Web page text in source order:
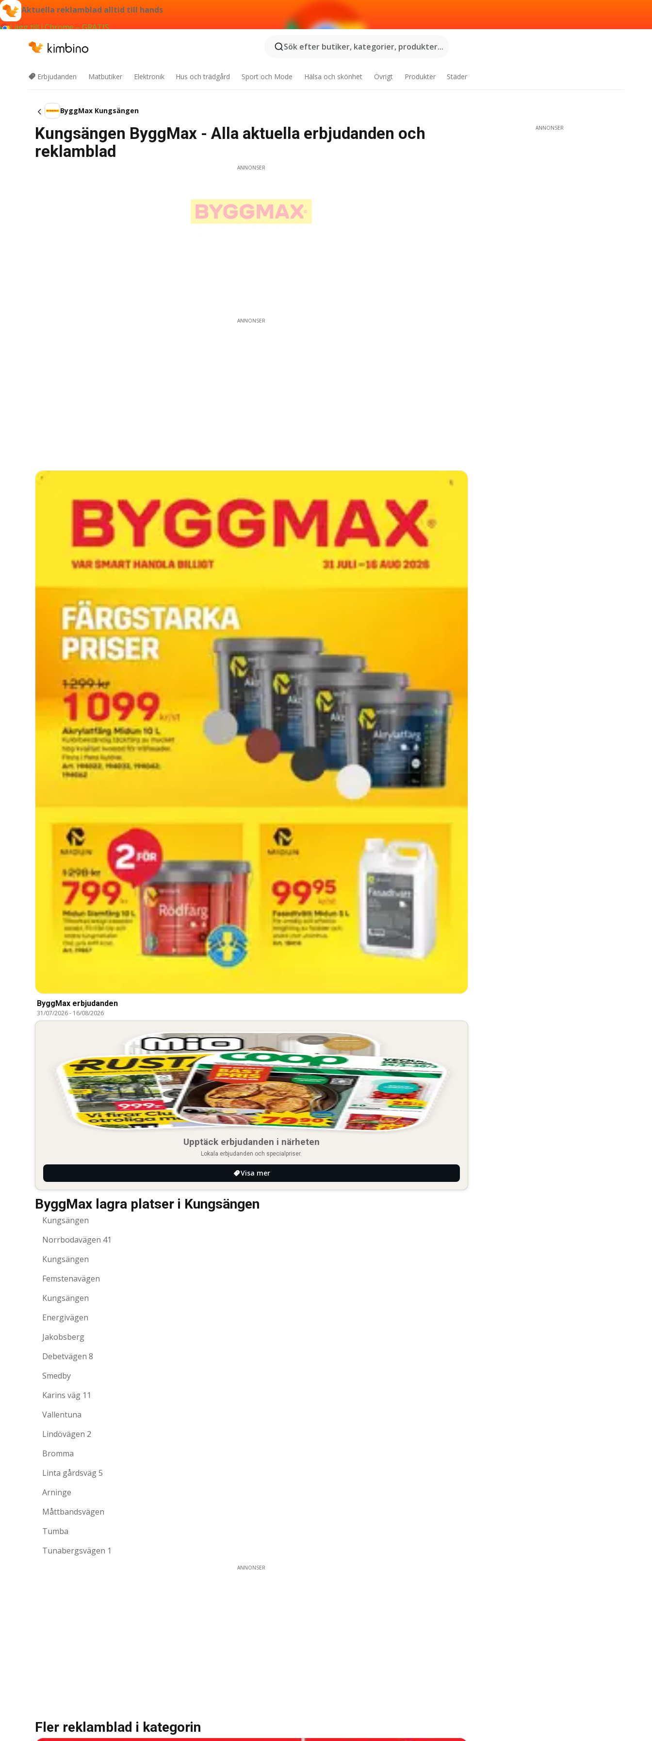
Aktuella reklamblad alltid till hands
Lägg till i Chrome – GRATIS
Sök efter butiker, kategorier, produkter...
Erbjudanden Matbutiker Elektronik Hus och trädgård Sport och Mode Hälsa och skönhet Övrigt Produkter Städer
ByggMax Kungsängen
Kungsängen ByggMax - Alla aktuella erbjudanden och
reklamblad
ANNONSER
ANNONSER
ByggMax erbjudanden
31/07/2026- 16/08/2026
Upptäck erbjudanden i närheten
Lokala erbjudanden och specialpriser.
Visa mer
ByggMax lagra platser i Kungsängen
Kungsängen
Norrbodavägen 41
Kungsängen
Femstenavägen
Kungsängen
Energivägen
Jakobsberg
Debetvägen 8
Smedby
Karins väg 11
Vallentuna
Lindövägen 2
Bromma
Linta gårdsväg 5
Arninge
Måttbandsvägen
Tumba
Tunabergsvägen 1
ANNONSER
Fler reklamblad i kategorin
ANNONSER